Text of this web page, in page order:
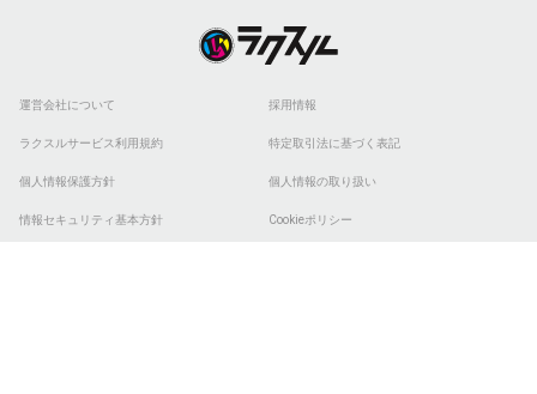
運営会社について 採用情報
ラクスルサービス利用規約 特定取引法に基づく表記
個人情報保護方針 個人情報の取り扱い
情報セキュリティ基本方針 Cookieポリシー